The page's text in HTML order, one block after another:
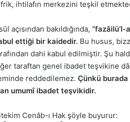
ihtilafın merkezini teşkil
açısından bakıldığında, “fazâilü’l-
ettiği bir kaidedir. Bu husus,
dahi kabul edilmiştir. Şu
taraftan genel ibadet teşvikine
reddedilemez. Çünkü
umumî ibadet teşvikidir.
Cenâb-ı Hak şöyle buyurur: